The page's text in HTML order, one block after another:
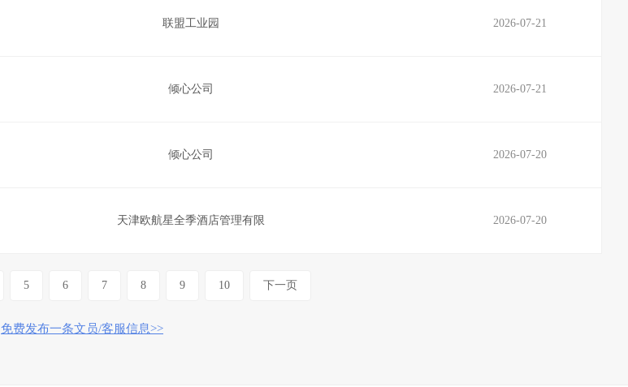
2026-07-21
联盟工业园
2026-07-21
倾心公司
2026-07-20
倾心公司
2026-07-20
天津欧航星全季酒店管理有限
公司
5 6 7 8 9 10 下一页
免费发布一条文员/客服信息>>